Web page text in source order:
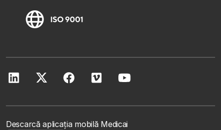
Descarcă aplicația mobilă Medicai